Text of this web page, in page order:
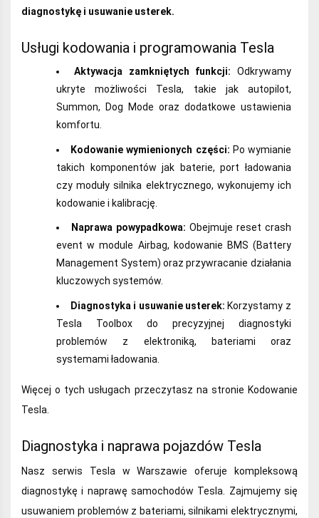
diagnostykę i usuwanie usterek.
Usługi kodowania i programowania Tesla
Aktywacja zamkniętych funkcji: Odkrywamy
ukryte możliwości Tesla, takie jak autopilot,
Summon, Dog Mode oraz dodatkowe ustawienia
komfortu.
Kodowanie wymienionych części: Po wymianie
takich komponentów jak baterie, port ładowania
czy moduły silnika elektrycznego, wykonujemy ich
kodowanie i kalibrację.
Naprawa powypadkowa: Obejmuje reset crash
event w module Airbag, kodowanie BMS (Battery
Management System) oraz przywracanie działania
kluczowych systemów.
Diagnostyka i usuwanie usterek: Korzystamy z
Tesla Toolbox do precyzyjnej diagnostyki
problemów z elektroniką, bateriami oraz
systemami ładowania.
Więcej o tych usługach przeczytasz na stronie Kodowanie
Tesla.
Diagnostyka i naprawa pojazdów Tesla
Nasz serwis Tesla w Warszawie oferuje kompleksową
diagnostykę i naprawę samochodów Tesla. Zajmujemy się
usuwaniem problemów z bateriami, silnikami elektrycznymi,